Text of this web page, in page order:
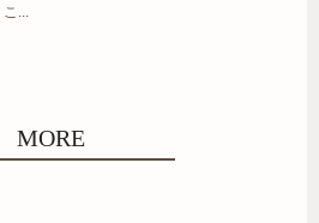
こ...
MORE